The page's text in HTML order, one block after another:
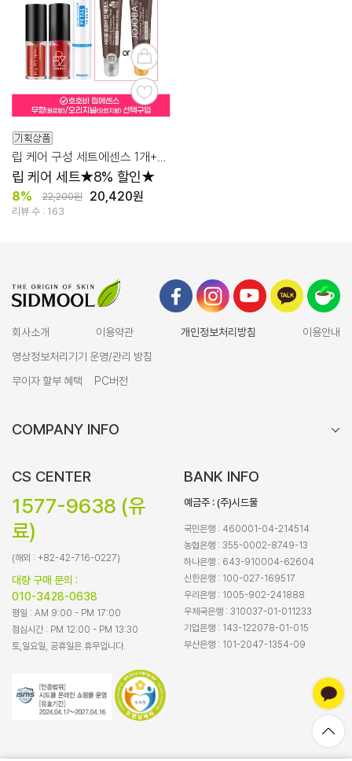
립 케어 세트★8% 할인★
8% 22,200원 20,420원
리뷰 수 : 163
회사소개 이용약관 개인정보처리방침
이용안내
영상정보처리기기 운영/관리 방침
무이자 할부 혜택
PC버전
COMPANY INFO
CS CENTER
1577-9638 (유
료)
(해외 : +82-42-716-0227)
대량 구매 문의 :
010-3428-0638
평일 : AM 9:00 - PM 17:00
점심시간 : PM 12:00 - PM 13:30
토,일요일, 공휴일은 휴무입니다.
BANK INFO
예금주 : (주)시드물
국민은행 : 460001-04-214514
농협은행 : 355-0002-8749-13
하나은행 : 643-910004-62604
신한은행 : 100-027-169517
우리은행 : 1005-902-241888
우체국은행 : 310037-01-011233
기업은행 : 143-122078-01-015
부산은행 : 101-2047-1354-09